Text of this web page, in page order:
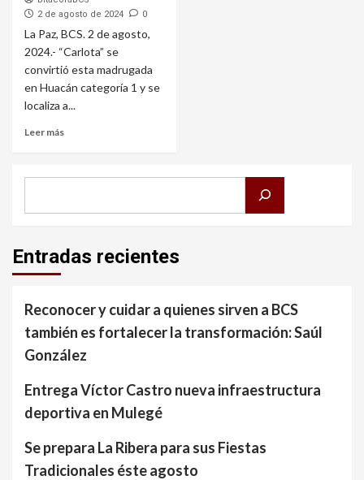
2 de agosto de 2024
0
La Paz, BCS. 2 de agosto,
2024.- “Carlota” se
convirtió esta madrugada
en Huacán categoría 1 y se
localiza a...
Leer más
Entradas recientes
Reconocer y cuidar a quienes sirven a BCS
también es fortalecer la transformación: Saúl
González
Entrega Víctor Castro nueva infraestructura
deportiva en Mulegé
Se prepara La Ribera para sus Fiestas
Tradicionales éste agosto